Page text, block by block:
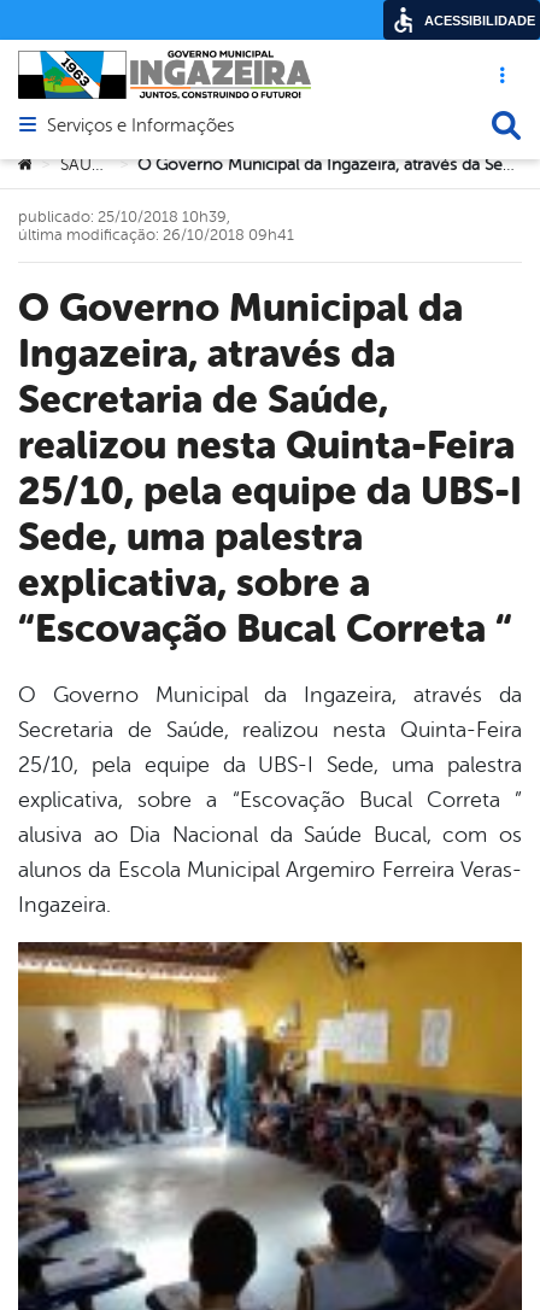
Acesso
Abrir menu principal de navegação
Serviços e Informações
Você está aqui:
> SAÚDE > O Governo Municipal da Ingazeira, através da Secretaria de Saúde, realizou nesta Quinta-Feira 25/10, pela equipe da UBS-I Sede, uma palestra explicativa, sobre a “Escovação Bucal Correta “
O Governo Municipal da
Ingazeira, através da
Secretaria de Saúde,
realizou nesta Quinta-Feira
25/10, pela equipe da UBS-I
Sede, uma palestra
explicativa, sobre a
“Escovação Bucal Correta “
publicado: 25/10/2018 10h39,
última modificação: 26/10/2018 09h41
O Governo Municipal da Ingazeira, através da
Secretaria de Saúde, realizou nesta Quinta-Feira
25/10, pela equipe da UBS-I Sede, uma palestra
explicativa, sobre a “Escovação Bucal Correta ”
alusiva ao Dia Nacional da Saúde Bucal, com os
alunos da Escola Municipal Argemiro Ferreira Veras-
Ingazeira.
ACESSIBILIDADE